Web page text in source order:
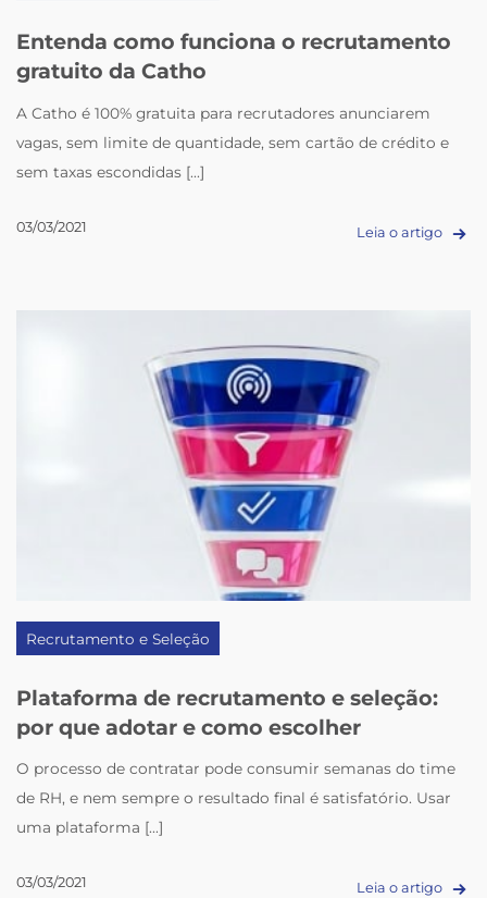
Entenda como funciona o recrutamento
gratuito da Catho
A Catho é 100% gratuita para recrutadores anunciarem
vagas, sem limite de quantidade, sem cartão de crédito e
sem taxas escondidas [...]
03/03/2021 Leia o artigo
Recrutamento e Seleção
Plataforma de recrutamento e seleção:
por que adotar e como escolher
O processo de contratar pode consumir semanas do time
de RH, e nem sempre o resultado final é satisfatório. Usar
uma plataforma [...]
03/03/2021 Leia o artigo